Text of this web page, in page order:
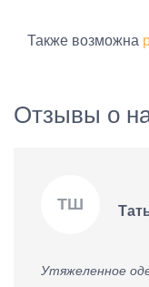
Также возможна
Отзывы о
ТШ
Утяжеленное